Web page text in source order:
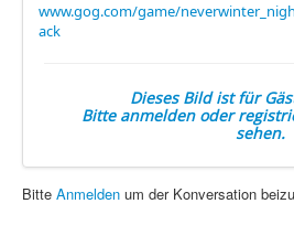
www.gog.com/game/
ack
Dieses Bild ist für
Bitte anmelden oder
sehen.
Bitte Anmelden um der Konversation